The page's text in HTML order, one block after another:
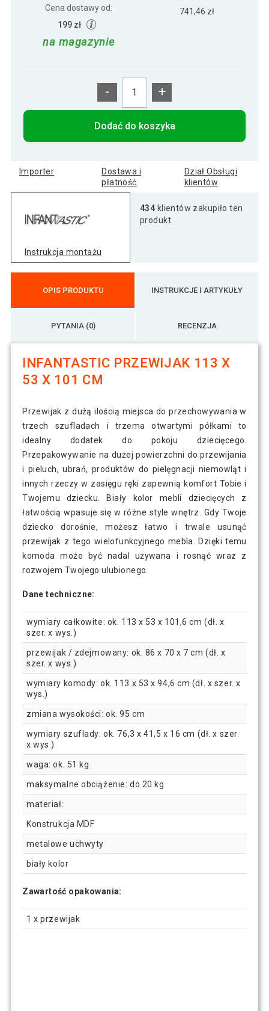
Cena dostawy od:
199 zł
na magazynie
741,46 zł
- +
Dodać do koszyka
Importer
Dostawa i
płatność
Dział Obsługi
klientów
Instrukcja montażu
434 klientów zakupiło ten
produkt
OPIS PRODUKTU INSTRUKCJE I ARTYKUŁY
PYTANIA (0) RECENZJA
INFANTASTIC PRZEWIJAK 113 X
53 X 101 CM
Przewijak z dużą ilością miejsca do przechowywania w
trzech szufladach i trzema otwartymi półkami to
idealny dodatek do pokoju dziecięcego.
Przepakowywanie na dużej powierzchni do przewijania
i pieluch, ubrań, produktów do pielęgnacji niemowląt i
innych rzeczy w zasięgu ręki zapewnią komfort Tobie i
Twojemu dziecku. Biały kolor mebli dziecięcych z
łatwością wpasuje się w różne style wnętrz. Gdy Twoje
dziecko dorośnie, możesz łatwo i trwale usunąć
przewijak z tego wielofunkcyjnego mebla. Dzięki temu
komoda może być nadal używana i rosnąć wraz z
rozwojem Twojego ulubionego.
Dane techniczne:
wymiary całkowite: ok. 113 x 53 x 101,6 cm (dł. x
szer. x wys.)
przewijak / zdejmowany: ok. 86 x 70 x 7 cm (dł. x
szer. x wys.)
wymiary komody: ok. 113 x 53 x 94,6 cm (dł. x szer. x
wys.)
zmiana wysokości: ok. 95 cm
wymiary szuflady: ok. 76,3 x 41,5 x 16 cm (dł. x szer.
x wys.)
waga: ok. 51 kg
maksymalne obciążenie: do 20 kg
materiał:
Konstrukcja MDF
metalowe uchwyty
biały kolor
Zawartość opakowania:
1 x przewijak